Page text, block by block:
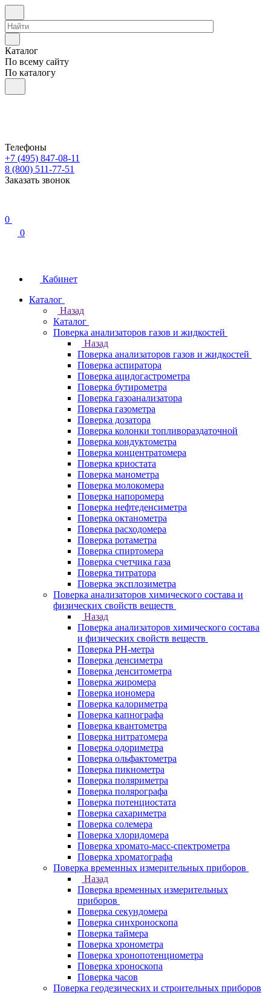
Каталог
По всему сайту
По каталогу
Телефоны
+7 (495) 847-08-11
8 (800) 511-77-51
Заказать звонок
0
0
Кабинет
Каталог
Назад
Каталог
Поверка анализаторов газов и жидкостей
Назад
Поверка анализаторов газов и жидкостей
Поверка аспиратора
Поверка ацидогастрометра
Поверка бутирометра
Поверка газоанализатора
Поверка газометра
Поверка дозатора
Поверка колонки топливораздаточной
Поверка кондуктометра
Поверка концентратомера
Поверка криостата
Поверка манометра
Поверка молокомера
Поверка напоромера
Поверка нефтеденсиметра
Поверка октанометра
Поверка расходомера
Поверка ротаметра
Поверка спиртомера
Поверка счетчика газа
Поверка титратора
Поверка эксплозиметра
Поверка анализаторов химического состава и
физических свойств веществ
Назад
Поверка анализаторов химического состава
и физических свойств веществ
Поверка PH-метра
Поверка денсиметра
Поверка денситометра
Поверка жиромера
Поверка иономера
Поверка калориметра
Поверка капнографа
Поверка квантометра
Поверка нитратомера
Поверка одориметра
Поверка ольфактометра
Поверка пикнометра
Поверка поляриметра
Поверка полярографа
Поверка потенциостата
Поверка сахариметра
Поверка солемера
Поверка хлоридомера
Поверка хромато-масс-спектрометра
Поверка хроматографа
Поверка временных измерительных приборов
Назад
Поверка временных измерительных
приборов
Поверка секундомера
Поверка синхроноскопа
Поверка таймера
Поверка хронометра
Поверка хронопотенциометра
Поверка хроноскопа
Поверка часов
Поверка геодезических и строительных приборов